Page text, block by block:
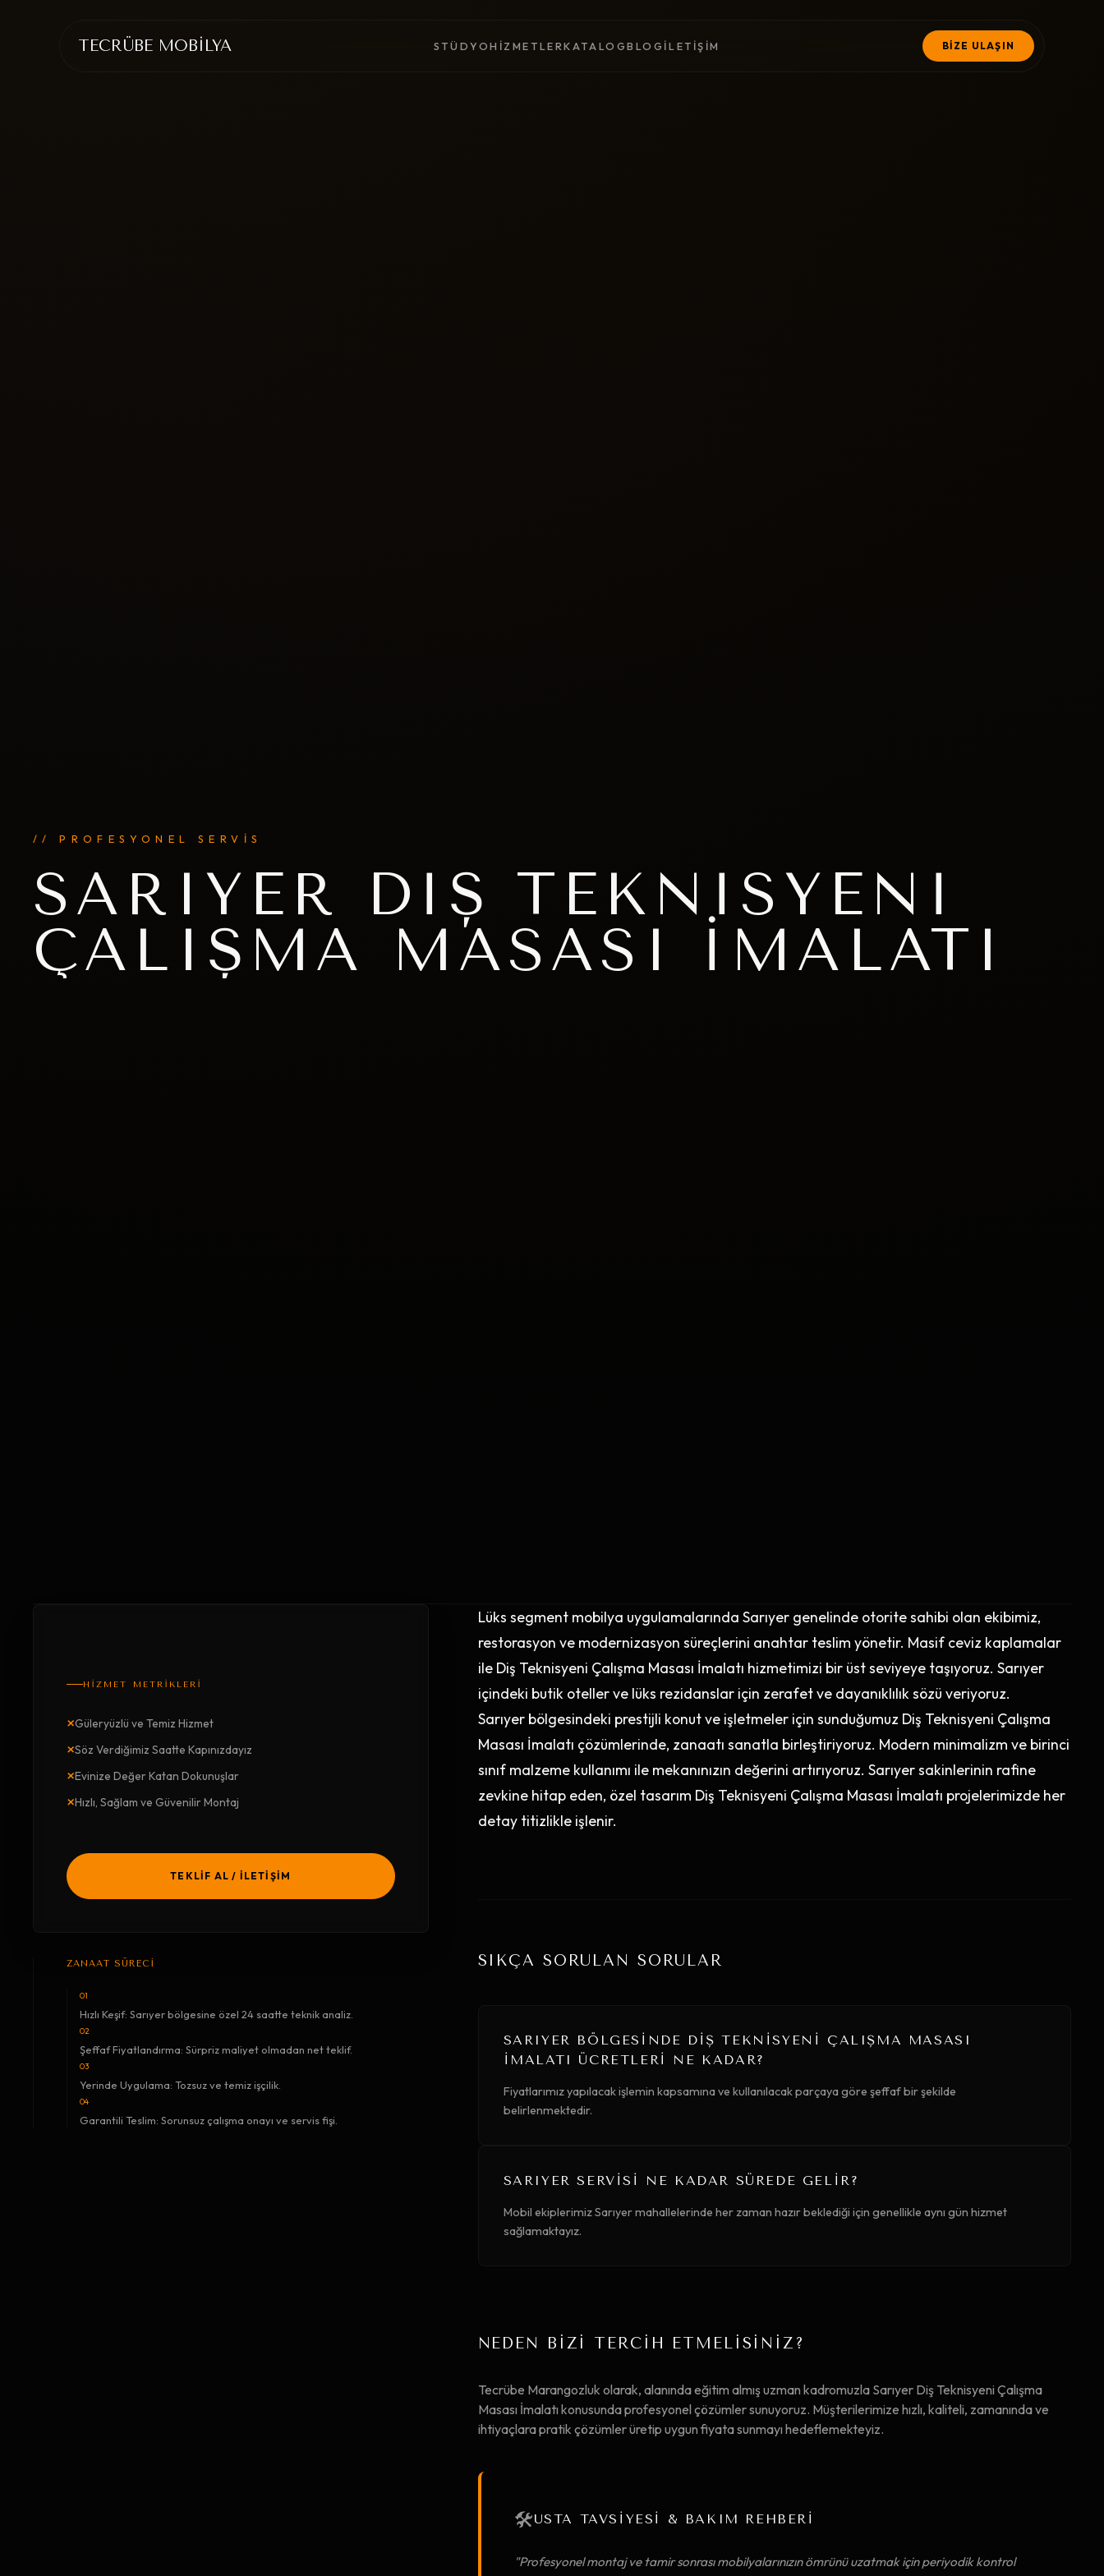
TECRÜBE MOBİLYA STÜDYOHIZMETLERKATALOGBLOG İLETIŞIM BİZE ULAŞIN
// PROFESYONEL SERVİS
SARIYER DIŞ TEKNISYENI
ÇALIŞMA MASASI İMALATI
HİZMET METRİKLERİ
×Güleryüzlü ve Temiz Hizmet
×Söz Verdiğimiz Saatte Kapınızdayız
×Evinize Değer Katan Dokunuşlar
×Hızlı, Sağlam ve Güvenilir Montaj
TEKLİF AL / İLETİŞİM
ZANAAT SÜRECİ
01
Hızlı Keşif: Sarıyer bölgesine özel 24 saatte teknik analiz.
02
Şeffaf Fiyatlandırma: Sürpriz maliyet olmadan net teklif.
03
Yerinde Uygulama: Tozsuz ve temiz işçilik.
04
Garantili Teslim: Sorunsuz çalışma onayı ve servis fişi.
Lüks segment mobilya uygulamalarında Sarıyer genelinde otorite sahibi olan ekibimiz,
restorasyon ve modernizasyon süreçlerini anahtar teslim yönetir. Masif ceviz kaplamalar
ile Diş Teknisyeni Çalışma Masası İmalatı hizmetimizi bir üst seviyeye taşıyoruz. Sarıyer
içindeki butik oteller ve lüks rezidanslar için zerafet ve dayanıklılık sözü veriyoruz.
Sarıyer bölgesindeki prestijli konut ve işletmeler için sunduğumuz Diş Teknisyeni Çalışma
Masası İmalatı çözümlerinde, zanaatı sanatla birleştiriyoruz. Modern minimalizm ve birinci
sınıf malzeme kullanımı ile mekanınızın değerini artırıyoruz. Sarıyer sakinlerinin rafine
zevkine hitap eden, özel tasarım Diş Teknisyeni Çalışma Masası İmalatı projelerimizde her
detay titizlikle işlenir.
SIKÇA SORULAN SORULAR
SARIYER BÖLGESINDE DIŞ TEKNISYENI ÇALIŞMA MASASI
İMALATI ÜCRETLERI NE KADAR?
Fiyatlarımız yapılacak işlemin kapsamına ve kullanılacak parçaya göre şeffaf bir şekilde
belirlenmektedir.
SARIYER SERVISI NE KADAR SÜREDE GELIR?
Mobil ekiplerimiz Sarıyer mahallelerinde her zaman hazır beklediği için genellikle aynı gün hizmet
sağlamaktayız.
NEDEN BİZİ TERCİH ETMELİSİNİZ?
Tecrübe Marangozluk olarak, alanında eğitim almış uzman kadromuzla Sarıyer Diş Teknisyeni Çalışma
Masası İmalatı konusunda profesyonel çözümler sunuyoruz. Müşterilerimize hızlı, kaliteli, zamanında ve
ihtiyaçlara pratik çözümler üretip uygun fiyata sunmayı hedeflemekteyiz.
🛠️USTA TAVSİYESİ & BAKIM REHBERİ
"Profesyonel montaj ve tamir sonrası mobilyalarınızın ömrünü uzatmak için periyodik kontrol